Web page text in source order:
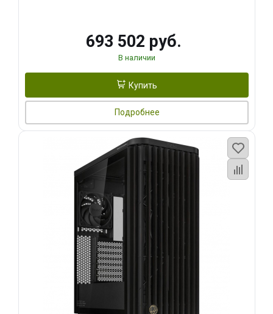
693 502 руб.
В наличии
Купить
Подробнее